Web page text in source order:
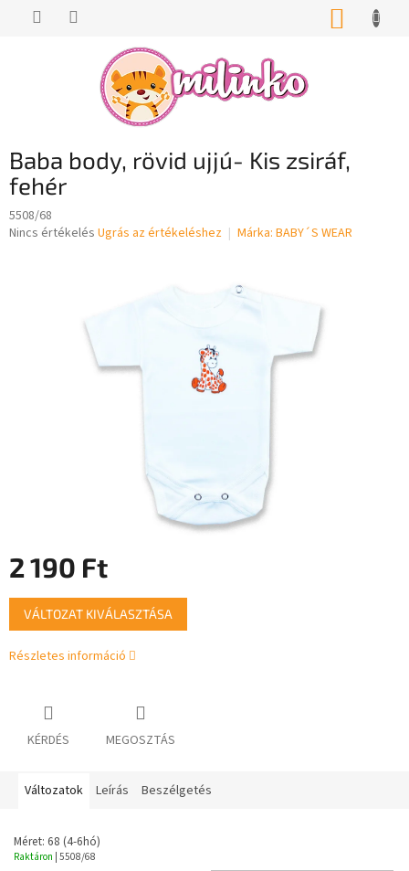
KOSÁR
Baba body, rövid ujjú- Kis zsiráf,
fehér
5508/68
A
Nincs értékelés Ugrás az értékeléshez Márka: BABY´S WEAR
2 190 Ft
Egységár:
VÁLTOZAT KIVÁLASZTÁSA
Részletes információ
KÉRDÉS MEGOSZTÁS
Változatok Leírás Beszélgetés
Méret: 68 (4-6hó)
Raktáron | 5508/68